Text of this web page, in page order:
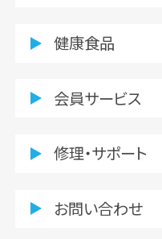
健康食品
会員サービス
修理・サポート
お問い合わせ